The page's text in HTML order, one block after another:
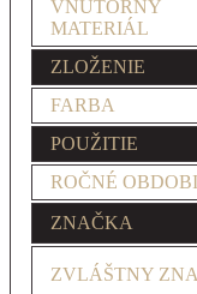
VNÚTORNÝ
MATERIÁL
ZLOŽENIE
FARBA
POUŽITIE
ROČNÉ
ZNAČKA
ZVLÁŠTNY